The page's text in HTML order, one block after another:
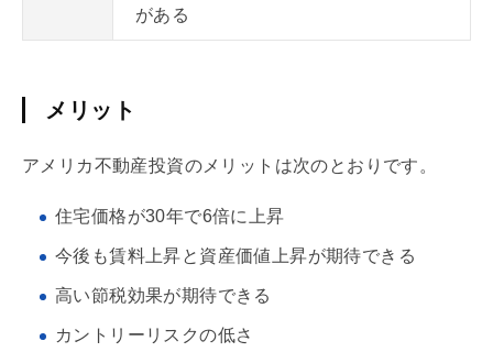
がある
メリット
アメリカ不動産投資のメリットは次のとおりです。
住宅価格が30年で6倍に上昇
今後も賃料上昇と資産価値上昇が期待できる
高い節税効果が期待できる
カントリーリスクの低さ